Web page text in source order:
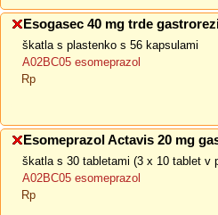
Esogasec 40 mg trde
škatla s plastenko s 56 kapsulami
A02BC05 esomeprazol
Rp
Esomeprazol Actavis 20 mg
škatla s 30 tabletami (3 x 10 tablet v
A02BC05 esomeprazol
Rp